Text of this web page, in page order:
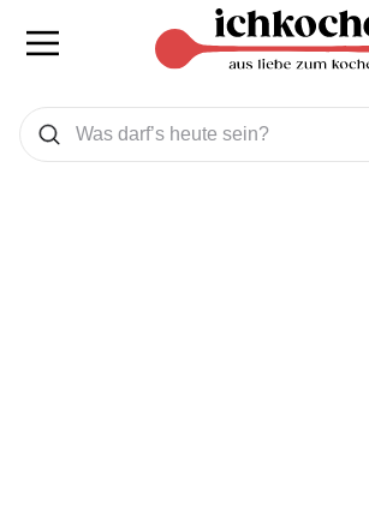
Was wollen Sie suchen
Suchen